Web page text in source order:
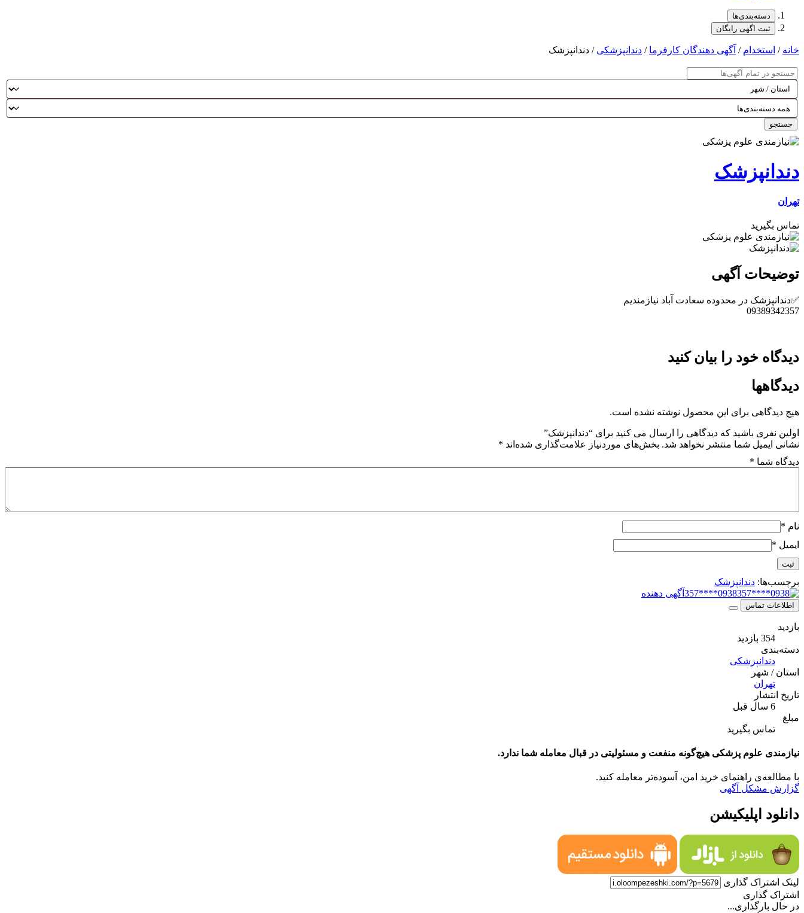
دسته‌بندی‌ها
ثبت اگهی رایگان
خانه / استخدام / آگهی دهندگان کارفرما / دندانپزشکی / دندانپزشک
جستجو
دندانپزشک
تهران
تماس بگیرید
توضیحات آگهی
✅دندانپزشک در محدوده سعادت آباد نیازمندیم
09389342357
دیدگاه خود را بیان کنید
دیدگاهها
هیچ دیدگاهی برای این محصول نوشته نشده است.
اولین نفری باشید که دیدگاهی را ارسال می کنید برای “دندانپزشک”
نشانی ایمیل شما منتشر نخواهد شد. بخش‌های موردنیاز علامت‌گذاری شده‌اند *
دیدگاه شما *
نام *
ایمیل *
برچسب‌ها: دندانپزشک
0938****357
آگهی دهنده
اطلاعات تماس
بازدید
354 بازدید
دسته‌بندی
دندانپزشکی
استان / شهر
تهران
تاریخ انتشار
6 سال قبل
مبلغ
تماس بگیرید
نیازمندی علوم پزشکی هیچ‌گونه منفعت و مسئولیتی در قبال معامله شما ندارد.
با مطالعه‌ی راهنمای خرید امن، آسوده‌تر معامله کنید.
گزارش مشکل آگهی
دانلود اپلیکیشن
لینک اشتراک گذاری
اشتراک گذاری
در حال بارگذاری...